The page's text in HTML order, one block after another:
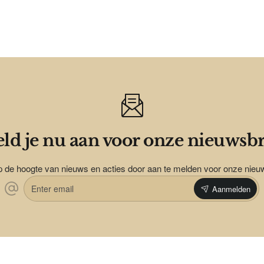
je nu aan voor onze
de hoogte van nieuws en acties door aan te melden voor onze
Enter
email
Aanmelden